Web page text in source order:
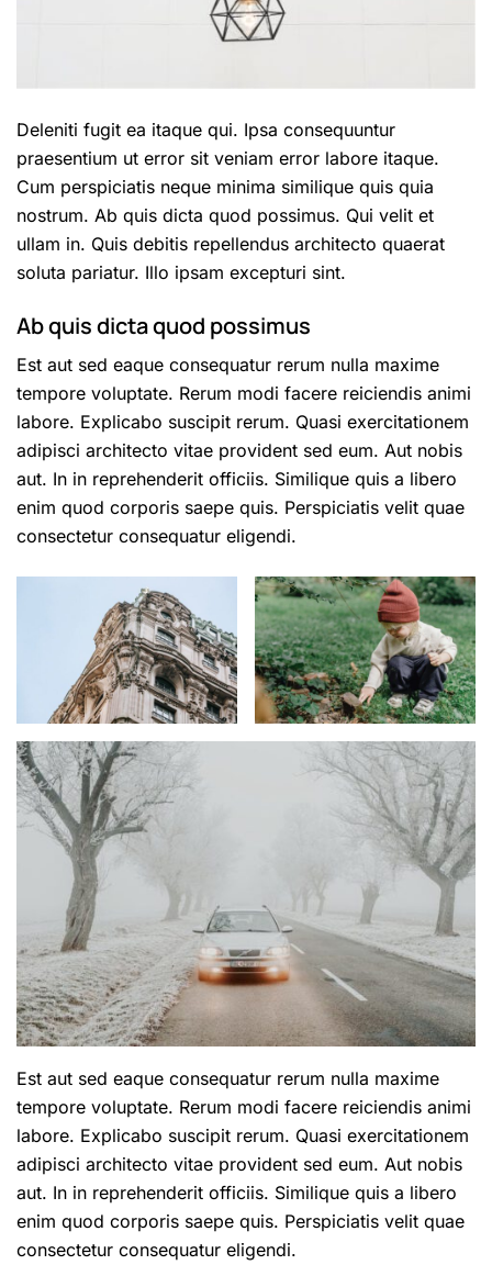
Deleniti fugit ea itaque qui. Ipsa consequuntur
praesentium ut error sit veniam error labore itaque.
Cum perspiciatis neque minima similique quis quia
nostrum. Ab quis dicta quod possimus. Qui velit et
ullam in. Quis debitis repellendus architecto quaerat
soluta pariatur. Illo ipsam excepturi sint.
Ab quis dicta quod possimus
Est aut sed eaque consequatur rerum nulla maxime
tempore voluptate. Rerum modi facere reiciendis animi
labore. Explicabo suscipit rerum. Quasi exercitationem
adipisci architecto vitae provident sed eum. Aut nobis
aut. In in reprehenderit officiis. Similique quis a libero
enim quod corporis saepe quis. Perspiciatis velit quae
consectetur consequatur eligendi.
Est aut sed eaque consequatur rerum nulla maxime
tempore voluptate. Rerum modi facere reiciendis animi
labore. Explicabo suscipit rerum. Quasi exercitationem
adipisci architecto vitae provident sed eum. Aut nobis
aut. In in reprehenderit officiis. Similique quis a libero
enim quod corporis saepe quis. Perspiciatis velit quae
consectetur consequatur eligendi.